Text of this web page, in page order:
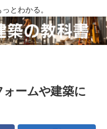
とわかる。
ームや建築に